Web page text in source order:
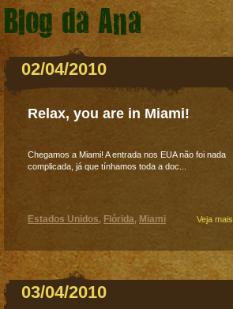
Blog da Ana
02/04/2010
Relax, you are in Miami!
Chegamos a Miami! A entrada nos EUA não foi nada
complicada, já que tínhamos toda a doc...
Veja mais
Estados Unidos, Flórida, Miami
03/04/2010